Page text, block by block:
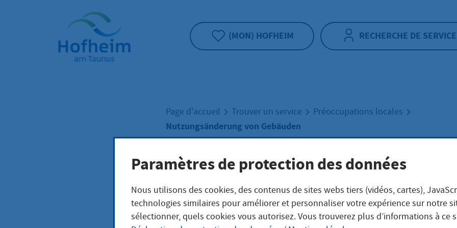
Accueil"
(MON) HOFHEIM RECHERCHE DE
Page d'accueil Trouver un service Préoccupations locales
Nutzungsänderung von Gebäuden
Nutzungsänderung
Gebäuden
Paramètres de protection des données
Nous utilisons des cookies, des contenus de sites webs tiers (vidéos, cartes),
technologies similaires pour améliorer et personnaliser votre expérience sur notre
sélectionner, quels cookies vous autorisez. Vous trouverez plus d’informations à ce